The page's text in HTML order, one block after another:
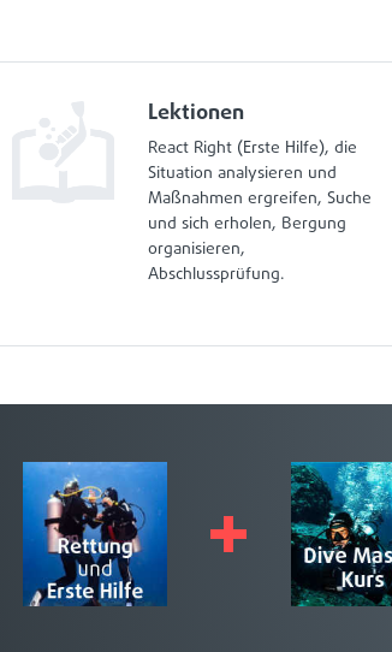
Lektionen
React Right (Erste Hilfe), die
Situation analysieren und
Maßnahmen ergreifen, Suche
und sich erholen, Bergung
organisieren,
Abschlussprüfung.